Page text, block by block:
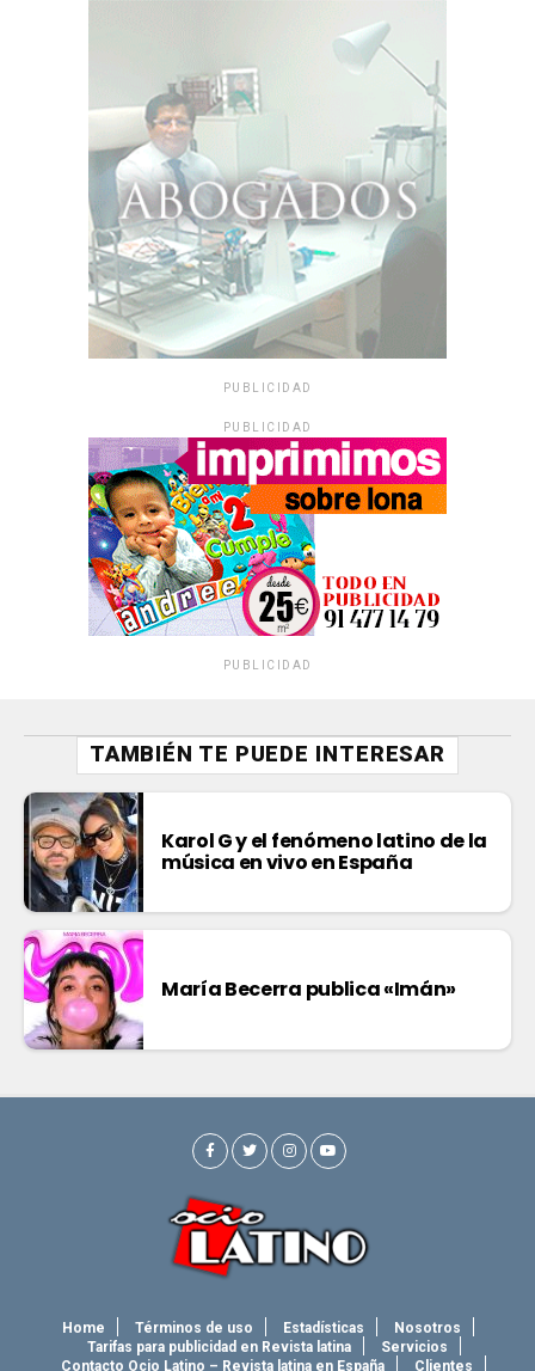
PUBLICIDAD
PUBLICIDAD
PUBLICIDAD
TAMBIÉN TE PUEDE INTERESAR
Karol G y el fenómeno latino de la
música en vivo en España
María Becerra publica «Imán»
Home Términos de uso Estadísticas
Nosotros
Tarifas para publicidad en Revista latina
Servicios
Contacto Ocio Latino – Revista latina en España
Clientes